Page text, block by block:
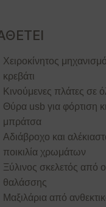
Xειροκίνητος
κρεβάτι
Κινούμενες πλάτες σε
Θύρα usb για φόρτιση
μπράτσα
Αδιάβροχο και
ποικιλία χρωμάτων
Ξύλινος σκελετός από
θαλάσσης
Μαξιλάρια από